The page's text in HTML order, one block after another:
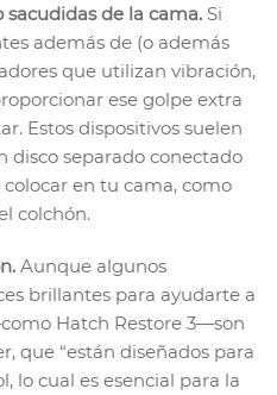
de la cama. Si
además de (o además
que utilizan vibración,
ese golpe extra
Estos dispositivos suelen
disco separado conectado
en tu cama, como
colchón.
Aunque algunos
brillantes para ayudarte a
Hatch Restore 3—son
que “están diseñados para
lo cual es esencial para la